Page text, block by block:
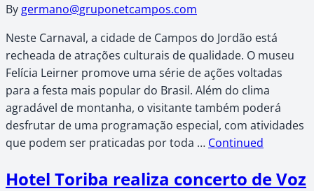
By germano@gruponetcampos.com
Neste Carnaval, a cidade de Campos do Jordão está
recheada de atrações culturais de qualidade. O museu
Felícia Leirner promove uma série de ações voltadas
para a festa mais popular do Brasil. Além do clima
agradável de montanha, o visitante também poderá
desfrutar de uma programação especial, com atividades
que podem ser praticadas por toda … Continued
Hotel Toriba realiza concerto de Voz